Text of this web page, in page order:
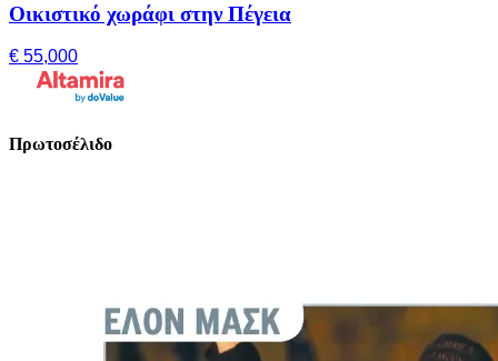
Οικιστικό χωράφι στην Πέγεια
€ 55,000
Πρωτοσέλιδο